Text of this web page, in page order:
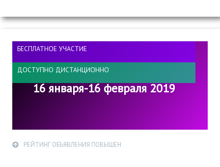
БЕСПЛАТНОЕ УЧАСТИЕ
ДОСТУПНО ДИСТАНЦИОННО
16 января-16 февраля 2019
РЕЙТИНГ ОБЪЯВЛЕНИЯ ПОВЫШЕН